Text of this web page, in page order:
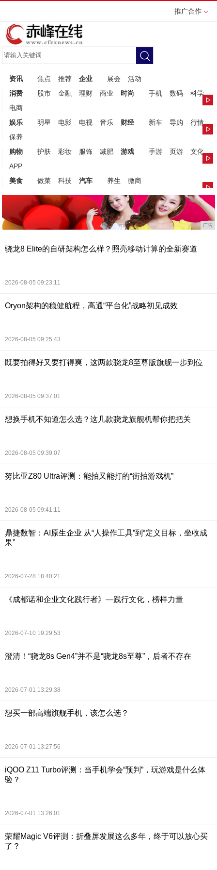
推广合作
资讯 焦点 推荐 企业 展会
活动
消费
股市 金融 理财 商业 时尚 手机 数码
科学
电商
娱乐
明星 电影 电视 音乐 财经 新车 导购
行情
保养
购物
护肤 彩妆 服饰 减肥 游戏 手游 页游
文化
APP
美食
做菜 科技 汽车 养生 微商
广告
骁龙8 Elite的自研架构怎么样？照亮移动计算的全新赛道
2026-08-05 09:23:11
Oryon架构的稳健航程，高通“平台化”战略初见成效
2026-08-05 09:25:43
既要拍得好又要打得爽，这两款骁龙8至尊版旗舰一步到位
2026-08-05 09:37:01
想换手机不知道怎么选？这几款骁龙旗舰机帮你把把关
2026-08-05 09:39:07
努比亚Z80 Ultra评测：能拍又能打的“街拍游戏机”
2026-08-05 09:41:11
鼎捷数智：AI原生企业 从“人操作工具”到“定义目标，坐收成
果”
2026-07-28 18:40:21
《成都诺和企业文化践行者》—践行文化，榜样力量
2026-07-10 19:29:53
澄清！“骁龙8s Gen4”并不是“骁龙8s至尊”，后者不存在
2026-07-01 13:29:38
想买一部高端旗舰手机，该怎么选？
2026-07-01 13:27:56
iQOO Z11 Turbo评测：当手机学会“预判”，玩游戏是什么体
验？
2026-07-01 13:26:01
荣耀Magic V6评测：折叠屏发展这么多年，终于可以放心买
了？